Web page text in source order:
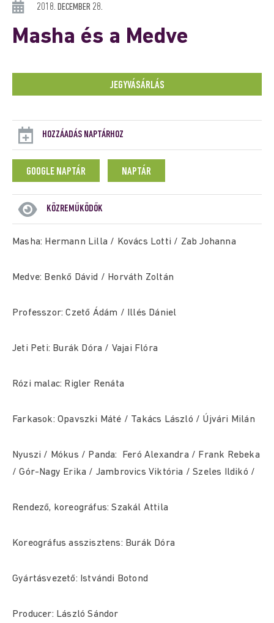
2018. DECEMBER 28.
Masha és a Medve
JEGYVÁSÁRLÁS
HOZZÁADÁS NAPTÁRHOZ
GOOGLE NAPTÁR NAPTÁR
KÖZREMŰKÖDŐK
Masha: Hermann Lilla / Kovács Lotti / Zab Johanna
Medve: Benkő Dávid / Horváth Zoltán
Professzor: Czető Ádám / Illés Dániel
Jeti Peti: Burák Dóra / Vajai Flóra
Rózi malac: Rigler Renáta
Farkasok: Opavszki Máté / Takács László / Újvári Milán
Nyuszi / Mókus / Panda: Feró Alexandra / Frank Rebeka
/ Gór-Nagy Erika / Jambrovics Viktória / Szeles Ildikó /
Rendező, koreográfus: Szakál Attila
Koreográfus asszisztens: Burák Dóra
Gyártásvezető: Istvándi Botond
Producer: László Sándor